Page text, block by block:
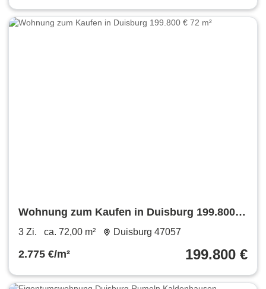
Wohnung zum Kaufen in Duisburg 199.800 €
72 m²
3 Zi. ca. 72,00 m² Duisburg 47057
2.775 €/m² 199.800 €